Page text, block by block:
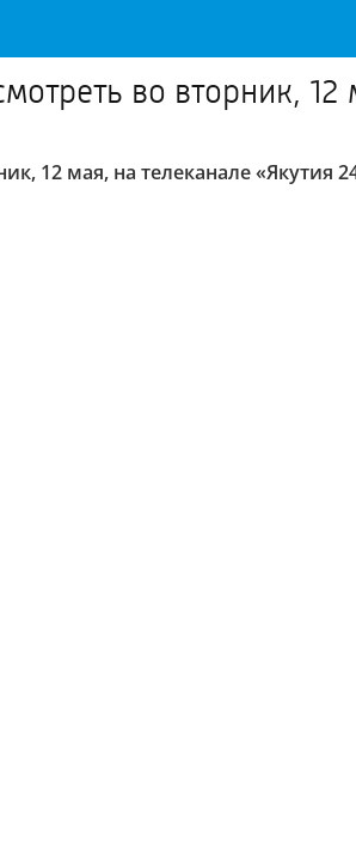
во вторник, 12
12 мая, на телеканале «Якутия